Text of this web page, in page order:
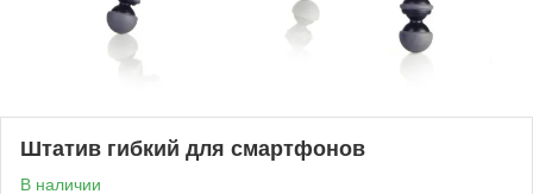
Штатив гибкий для смартфонов
В наличии